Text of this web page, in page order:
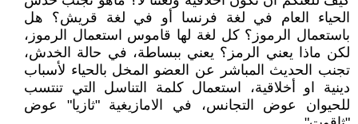
الحياء العام في لغة فرنسا أو في لغة قريش؟ هل
باستعمال الرموز؟ كل لغة لها قاموس استعمال الرموز،
لكن ماذا يعني الرمز؟ يعني ببساطة، في حالة الخدش،
تجنب الحديث المباشر عن العضو المخل بالحياء لأسباب
دينية او أخلاقية، استعمال كلمة التناسل التي تنتسب
للحيوان عوض التجانس، في الامازيغية "ثازيا" عوض